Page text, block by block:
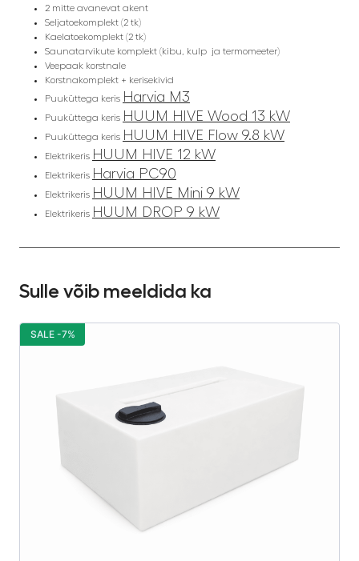
2 mitte avanevat akent
Seljatoekomplekt (2 tk)
Kaelatoekomplekt (2 tk)
Saunatarvikute komplekt (kibu, kulp ja termomeeter)
Veepaak korstnale
Korstnakomplekt + kerisekivid
Puuküttega keris Harvia M3
Puuküttega keris HUUM HIVE Wood 13 kW
Puuküttega keris HUUM HIVE Flow 9.8 kW
Elektrikeris HUUM HIVE 12 kW
Elektrikeris Harvia PC90
Elektrikeris HUUM HIVE Mini 9 kW
Elektrikeris HUUM DROP 9 kW
Sulle võib meeldida ka
SALE -7%